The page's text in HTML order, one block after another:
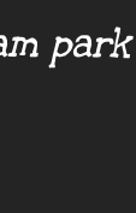
park